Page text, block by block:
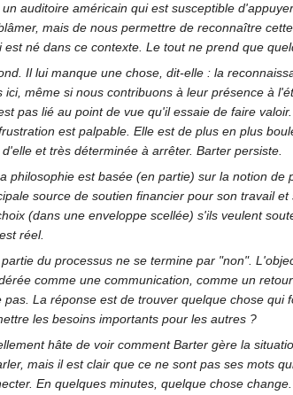
auditoire américain qui est susceptible
mais de nous permettre de reconnaître
né dans ce contexte. Le tout ne prend que
Il lui manque une chose, dit-elle : la
même si nous contribuons à leur présence à
pas lié au point de vue qu'il essaie de faire
est palpable. Elle est de plus en plus
et très déterminée à arrêter. Barter persiste.
philosophie est basée (en partie) sur la notion
source de soutien financier pour son travail
(dans une enveloppe scellée) s'ils veulent
réel.
du processus ne se termine par "non".
comme une communication, comme un
La réponse est de trouver quelque chose
les besoins importants pour les autres ?
hâte de voir comment Barter gère la
mais il est clair que ce ne sont pas ses mots
En quelques minutes, quelque chose